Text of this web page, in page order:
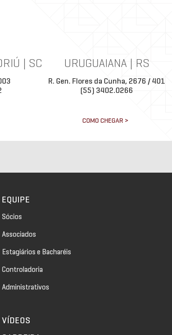
| SC URUGUAIANA | RS
R. Gen. Flores da Cunha, 2676 / 401
(55) 3402.0266
COMO CHEGAR >
EQUIPE
Sócios
Associados
Estagiários e Bacharéis
Controladoria
Administrativos
VÍDEOS